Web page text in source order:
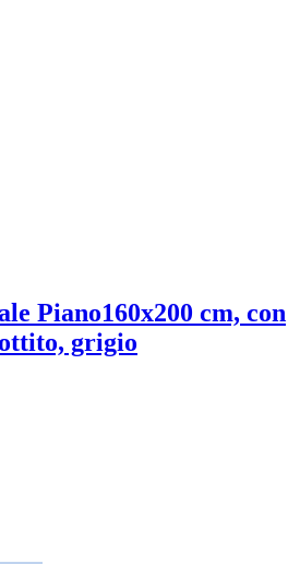
Piano160x200 cm, con
grigio